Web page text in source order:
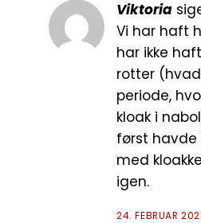
Viktoria
Vi har haft
har ikke
rotter
periode,
kloak i
først
med
igen.
24. FEBRUAR